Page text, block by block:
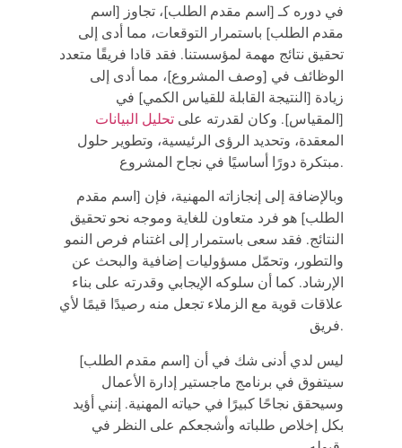
في دوره كـ [اسم مقدم الطلب]، تجاوز [اسم
مقدم الطلب] باستمرار التوقعات، مما أدى إلى
تحقيق نتائج مهمة لمؤسستنا. فقد قادا فريقًا متعدد
الوظائف في [وصف المشروع]، مما أدى إلى
زيادة [النتيجة القابلة للقياس الكمي] في
[المقياس]. وكان لقدرته على تحليل البيانات
المعقدة، وتحديد الرؤى الرئيسية، وتطوير حلول
مبتكرة دورًا أساسيًا في نجاح المشروع.
وبالإضافة إلى إنجازاته المهنية، فإن [اسم مقدم
الطلب] هو فرد متعاون للغاية وموجه نحو تحقيق
النتائج. فقد سعى باستمرار إلى اغتنام فرص النمو
والتطور، وتحمّل مسؤوليات إضافية والبحث عن
الإرشاد. كما أن سلوكه الإيجابي وقدرته على بناء
علاقات قوية مع الزملاء تجعل منه رصيدًا قيمًا لأي
فريق.
ليس لدي أدنى شك في أن [اسم مقدم الطلب]
سيتفوق في برنامج ماجستير إدارة الأعمال
وسيحقق نجاحًا كبيرًا في حياته المهنية. إنني أؤيد
بكل إخلاص طلباته وأشجعكم على النظر في